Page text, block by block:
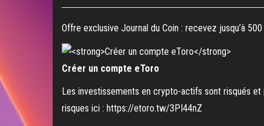
Offre exclusive Journal du Coin : recevez jusqu’à
Créer un compte eToro
Les investissements en crypto-actifs sont risqués
risques ici : https://etoro.tw/3PI44nZ